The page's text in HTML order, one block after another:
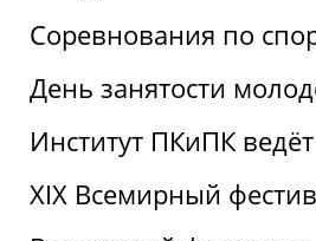
Соревнования по
День занятости
Институт ПКиПК
XIX Всемирный